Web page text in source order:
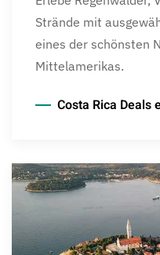
Strände mit
eines der schönsten
Mittelamerikas.
Costa Rica Deals